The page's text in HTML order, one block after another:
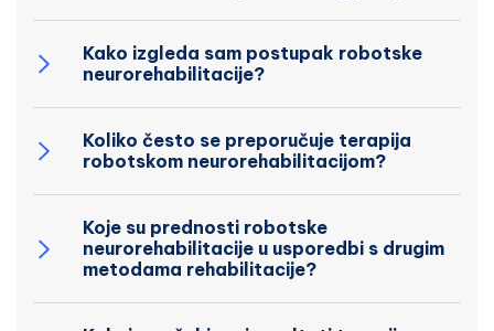
Kako izgleda sam postupak robotske
neurorehabilitacije?
Koliko često se preporučuje terapija
robotskom neurorehabilitacijom?
Koje su prednosti robotske
neurorehabilitacije u usporedbi s drugim
metodama rehabilitacije?